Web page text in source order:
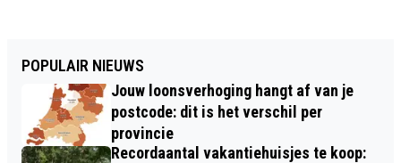
POPULAIR NIEUWS
Jouw loonsverhoging hangt af van je
postcode: dit is het verschil per
provincie
Recordaantal vakantiehuisjes te koop: